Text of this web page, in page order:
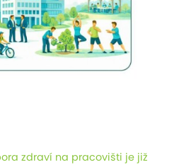
zdraví na pracovišti je již